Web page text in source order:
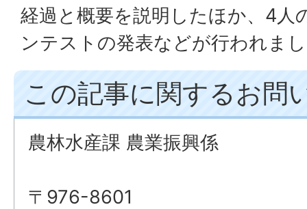
経過と概要を説明したほか、4人
ンテストの発表などが行われま
この記事に関するお問
農林水産課 農業振興係
〒976-8601